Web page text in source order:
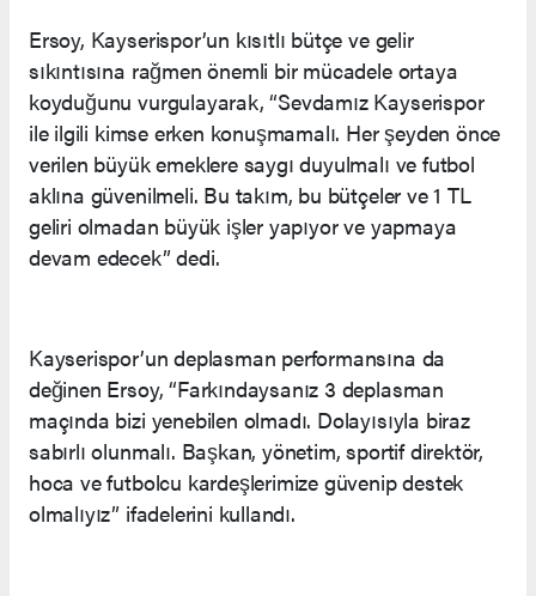
Ersoy, Kayserispor’un kısıtlı bütçe ve gelir
sıkıntısına rağmen önemli bir mücadele ortaya
koyduğunu vurgulayarak, “Sevdamız Kayserispor
ile ilgili kimse erken konuşmamalı. Her şeyden önce
verilen büyük emeklere saygı duyulmalı ve futbol
aklına güvenilmeli. Bu takım, bu bütçeler ve 1 TL
geliri olmadan büyük işler yapıyor ve yapmaya
devam edecek” dedi.
Kayserispor’un deplasman performansına da
değinen Ersoy, “Farkındaysanız 3 deplasman
maçında bizi yenebilen olmadı. Dolayısıyla biraz
sabırlı olunmalı. Başkan, yönetim, sportif direktör,
hoca ve futbolcu kardeşlerimize güvenip destek
olmalıyız” ifadelerini kullandı.